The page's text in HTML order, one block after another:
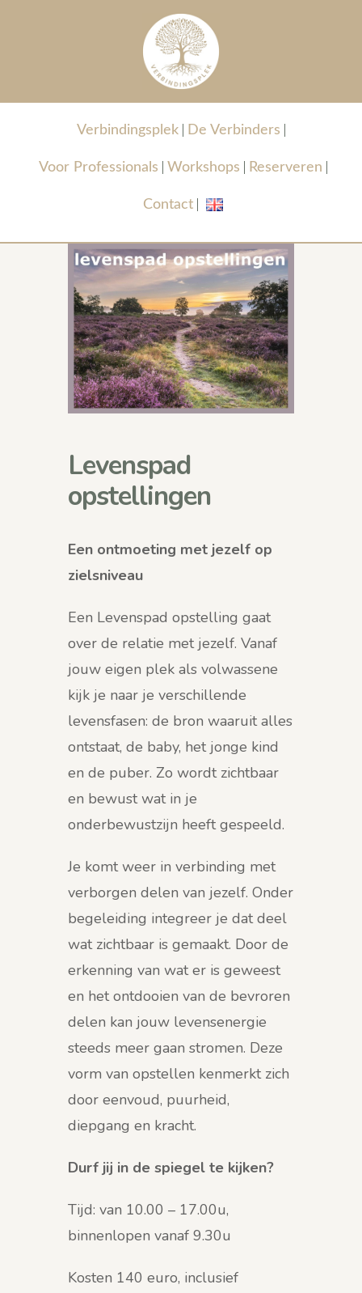
Verbindingsplek De Verbinders
Voor Professionals Workshops Reserveren
Contact
Levenspad
opstellingen
Een ontmoeting met jezelf op
zielsniveau
Een Levenspad opstelling gaat
over de relatie met jezelf. Vanaf
jouw eigen plek als volwassene
kijk je naar je verschillende
levensfasen: de bron waaruit alles
ontstaat, de baby, het jonge kind
en de puber. Zo wordt zichtbaar
en bewust wat in je
onderbewustzijn heeft gespeeld.
Je komt weer in verbinding met
verborgen delen van jezelf. Onder
begeleiding integreer je dat deel
wat zichtbaar is gemaakt. Door de
erkenning van wat er is geweest
en het ontdooien van de bevroren
delen kan jouw levensenergie
steeds meer gaan stromen. Deze
vorm van opstellen kenmerkt zich
door eenvoud, puurheid,
diepgang en kracht.
Durf jij in de spiegel te kijken?
Tijd: van 10.00 – 17.00u,
binnenlopen vanaf 9.30u
Kosten 140 euro, inclusief